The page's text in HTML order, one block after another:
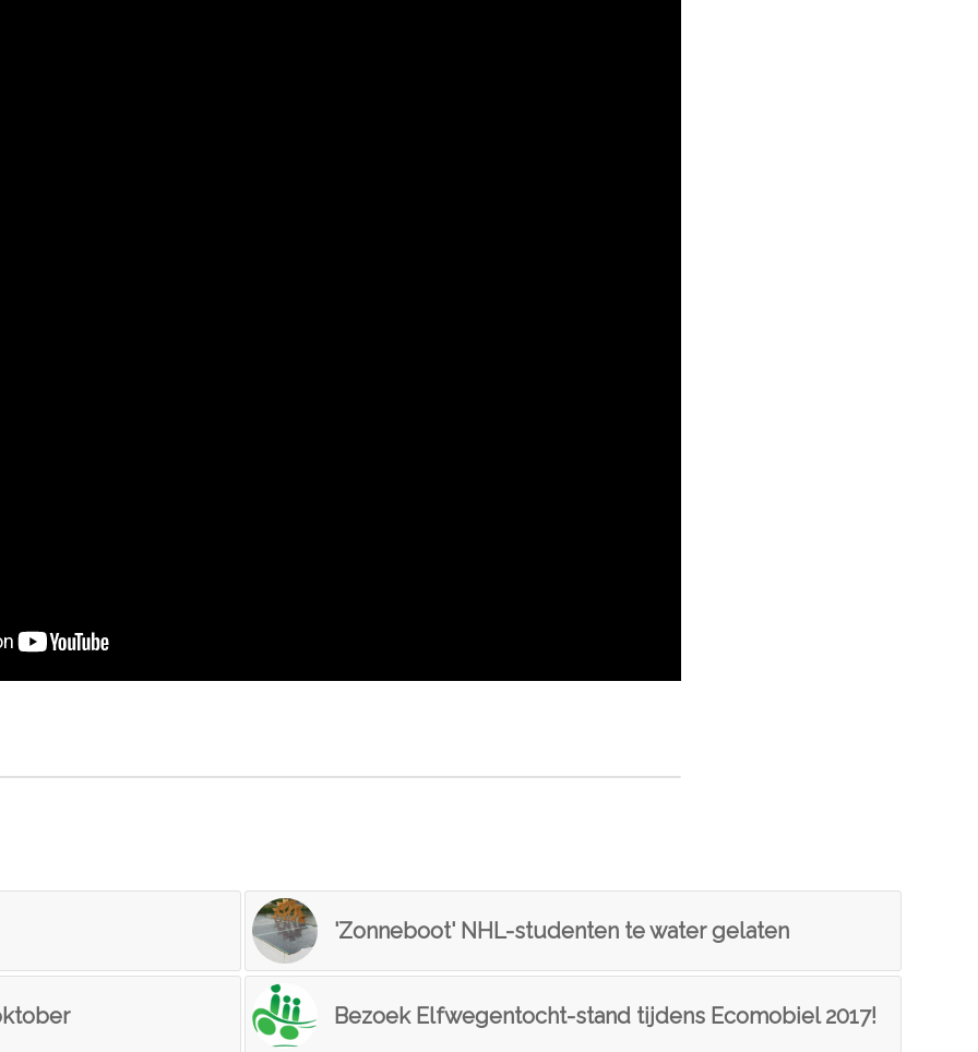
'Zonneboot' NHL-studenten te water gelaten
Bezoek Elfwegentocht-stand tijdens Ecomobiel 2017!